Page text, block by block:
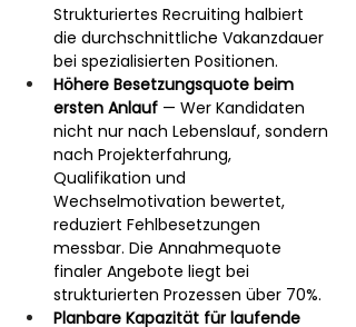
Strukturiertes Recruiting halbiert
die durchschnittliche Vakanzdauer
bei spezialisierten Positionen.
Höhere Besetzungsquote beim
ersten Anlauf — Wer Kandidaten
nicht nur nach Lebenslauf, sondern
nach Projekterfahrung,
Qualifikation und
Wechselmotivation bewertet,
reduziert Fehlbesetzungen
messbar. Die Annahmequote
finaler Angebote liegt bei
strukturierten Prozessen über 70%.
Planbare Kapazität für laufende